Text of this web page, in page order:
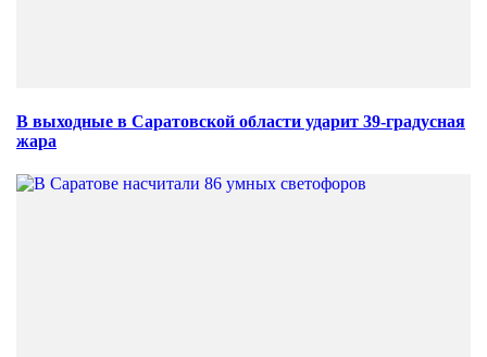
В выходные в Саратовской области ударит 39-градусная
жара